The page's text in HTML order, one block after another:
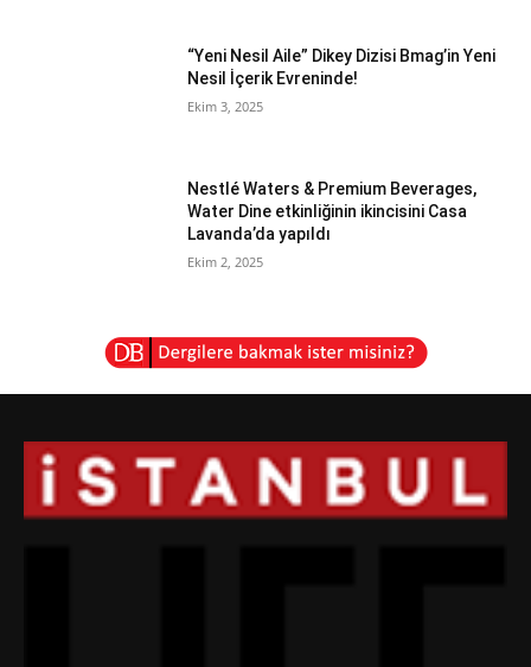
“Yeni Nesil Aile” Dikey Dizisi Bmag’in Yeni
Nesil İçerik Evreninde!
Ekim 3, 2025
Nestlé Waters & Premium Beverages,
Water Dine etkinliğinin ikincisini Casa
Lavanda’da yapıldı
Ekim 2, 2025